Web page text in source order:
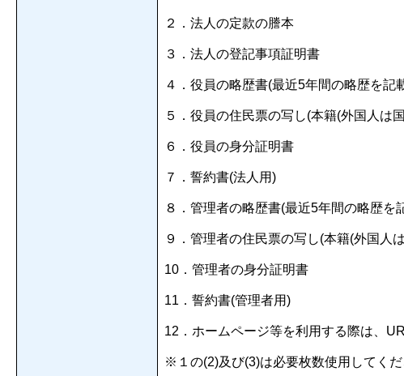
２．法人の定款の謄本
３．法人の登記事項証明書
４．役員の略歴書(最近5年間の略歴を記
５．役員の住民票の写し(本籍(外国人は
６．役員の身分証明書
７．誓約書(法人用)
８．管理者の略歴書(最近5年間の略歴を
９．管理者の住民票の写し(本籍(外国人
10．管理者の身分証明書
11．誓約書(管理者用)
12．ホームページ等を利用する際は、
※１の(2)及び(3)は必要枚数使用してくだ